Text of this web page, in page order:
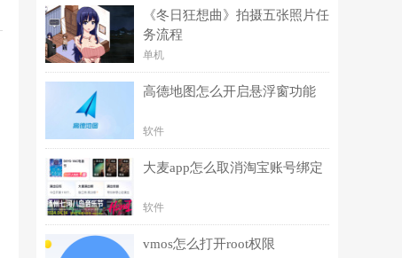
《冬日狂想曲》拍摄五张照片任
务流程
单机
高德地图怎么开启悬浮窗功能
软件
大麦app怎么取消淘宝账号绑定
软件
vmos怎么打开root权限